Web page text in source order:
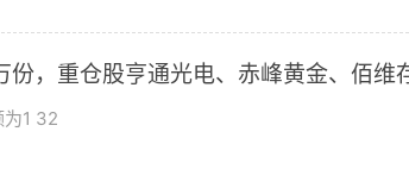
，重仓股亨通光电、赤峰黄金、佰维
1 32